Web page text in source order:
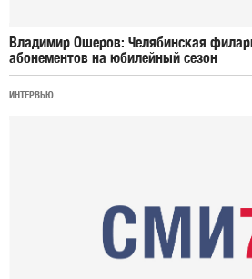
Владимир Ошеров: Челябинская
абонементов на юбилейный сезон
ИНТЕРВЬЮ